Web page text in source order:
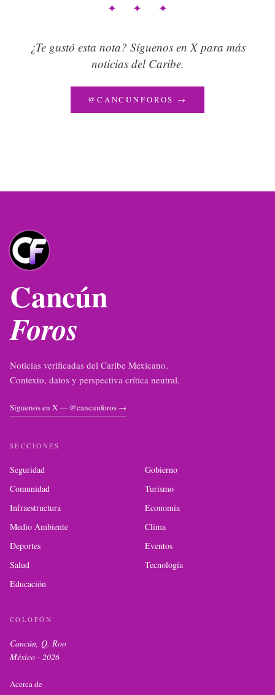
✦ ✦ ✦
¿Te gustó esta nota? Síguenos en X para más
noticias del Caribe.
@CANCUNFOROS →
Cancún
Foros
Noticias verificadas del Caribe Mexicano.
Contexto, datos y perspectiva crítica neutral.
Síguenos en X — @cancunforos →
SECCIONES
Seguridad
Gobierno
Comunidad
Turismo
Infraestructura
Economía
Medio Ambiente
Clima
Deportes
Eventos
Salud
Tecnología
Educación
COLOFÓN
Cancún, Q. Roo
México · 2026
Acerca de